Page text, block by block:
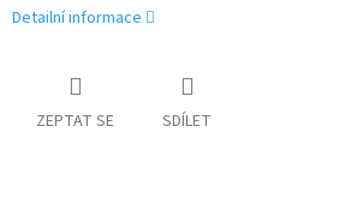
Detailní informace
ZEPTAT SE SDÍLET